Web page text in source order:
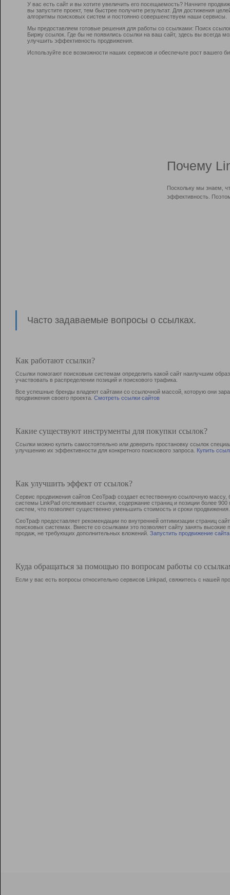
У вас есть сайт и вы хотите увеличить его посещаемость? Начните
вы запустите проект, тем быстрее получите результат. Для достижения
алгоритмы поисковых систем и постоянно совершенствуем наши сервисы.
Мы предоставляем готовые решения для работы со ссылками: Поиск
Биржу ссылок. Где бы не появились ссылки на ваш сайт, здесь вы всегда
улучшить эффективность продвижения.
Используйте все возможности наших сервисов и обеспечьте рост вашего
Почему
Поскольку мы знаем,
эффективность.
Часто задаваемые вопросы о ссылках.
Как работают ссылки?
Ссылки помогают поисковым системам определить какой сайт наилучшим
участвовать в раcпределении позиций и поискового трафика.
Все успешные бренды владеют сайтами со ссылочной массой, которую они
продвижения своего проекта. Смотреть ссылки сайтов
Какие существуют инструменты для покупки ссылок?
Ссылки можно купить самостоятельно или доверить простановку ссылок
улучшению их эффективности для конкретного поискового запроса. Купить
Как улучшить эффект от ссылок?
Сервис продвижения сайтов СеоТраф создает естественную ссылочную
системы LinkPad отслеживает ссылки, содержание страниц и позиции более
систем, что позволяет существенно уменьшить стоимость и сроки продвижения.
СеоТраф предоставляет рекомендации по внутренней оптимизации страниц
поисковых системах. Вместе со ссылками это позволяет сайту занять
продаж, не требующих дополнительных вложений. Запустить продвижение сайта
Куда обращаться за помощью по вопросам работы со
Если у вас есть вопросы относительно сервисов Linkpad, свяжитесь с нашей